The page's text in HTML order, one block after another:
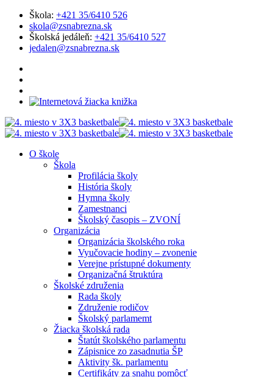
Škola: +421 35/6410 526
skola@zsnabrezna.sk
Školská jedáleň: +421 35/6410 527
jedalen@zsnabrezna.sk
O škole
Škola
Profilácia školy
História školy
Hymna školy
Zamestnanci
Školský časopis – ZVONÍ
Organizácia
Organizácia školského roka
Vyučovacie hodiny – zvonenie
Verejne prístupné dokumenty
Organizačná štruktúra
Školské združenia
Rada školy
Združenie rodičov
Školský parlamemt
Žiacka školská rada
Štatút školského parlamentu
Zápisnice zo zasadnutia ŠP
Aktivity šk. parlamentu
Certifikáty za snahu pomôcť